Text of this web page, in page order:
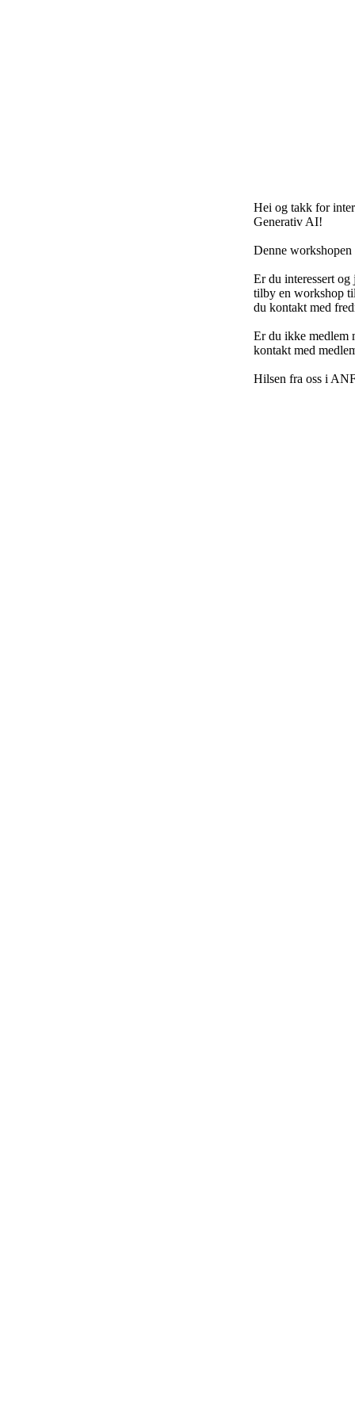
Hei og takk for
Generativ AI!
Denne
Er du interessert
tilby en workshop
du kontakt med
Er du ikke medlem
kontakt med
Hilsen fra oss i